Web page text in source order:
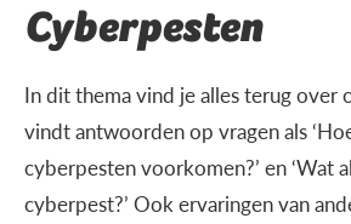
Cyberpesten
In dit thema vind je alles terug over
vindt antwoorden op vragen als
cyberpesten voorkomen?’ en ‘Wat
cyberpest?’ Ook ervaringen van